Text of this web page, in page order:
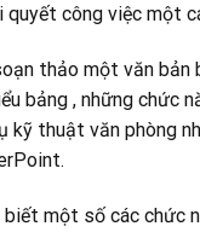
công việc một
thảo một văn bản
bảng , những chức
kỹ thuật văn phòng
biết một số các chức